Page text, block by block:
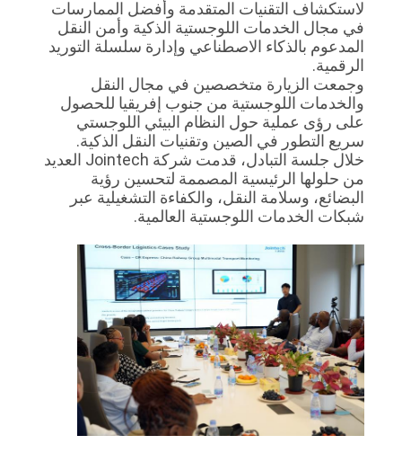
اطلب
اقتباس
SITEMAP
PRIVACY
POLICY
لاستكشاف التقنيات المتقدمة وأفضل الممارسات
في مجال الخدمات اللوجستية الذكية وأمن النقل
المدعوم بالذكاء الاصطناعي وإدارة سلسلة التوريد
الرقمية.
وجمعت الزيارة متخصصين في مجال النقل
والخدمات اللوجستية من جنوب إفريقيا للحصول
على رؤى عملية حول النظام البيئي اللوجستي
سريع التطور في الصين وتقنيات النقل الذكية.
خلال جلسة التبادل، قدمت شركة Jointech العديد
من حلولها الرئيسية المصممة لتحسين رؤية
البضائع، وسلامة النقل، والكفاءة التشغيلية عبر
شبكات الخدمات اللوجستية العالمية.